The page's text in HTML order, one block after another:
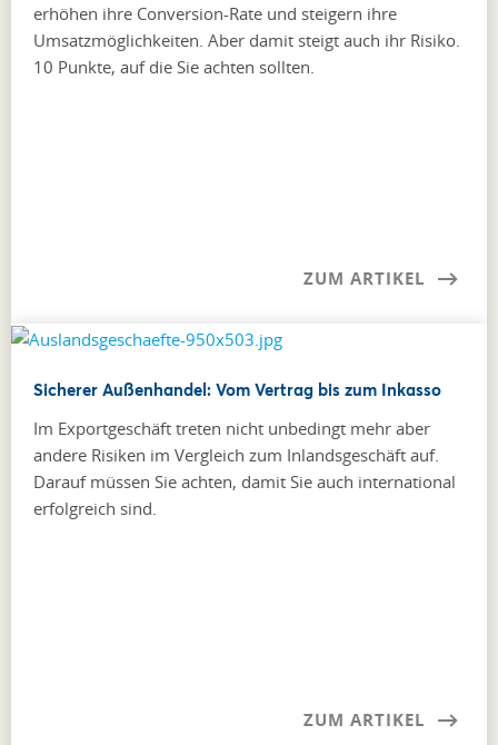
erhöhen ihre Conversion-Rate und steigern ihre
Umsatzmöglichkeiten. Aber damit steigt auch ihr Risiko.
10 Punkte, auf die Sie achten sollten.
ZUM ARTIKEL
Sicherer Außenhandel: Vom Vertrag bis zum Inkasso
Im Exportgeschäft treten nicht unbedingt mehr aber
andere Risiken im Vergleich zum Inlandsgeschäft auf.
Darauf müssen Sie achten, damit Sie auch international
erfolgreich sind.
ZUM ARTIKEL